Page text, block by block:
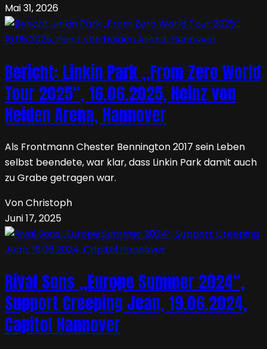
Mai 31, 2026
Bericht: Linkin Park „From Zero World
Tour 2025“, 16.06.2025, Heinz von
Heiden Arena, Hannover
Als Frontmann Chester Bennington 2017 sein Leben
selbst beendete, war klar, dass Linkin Park damit auch
zu Grabe getragen war.
Von Christoph
Juni 17, 2025
Rival Sons „Europe Summer 2024“,
Support Creeping Jean, 19.06.2024,
Capitol Hannover